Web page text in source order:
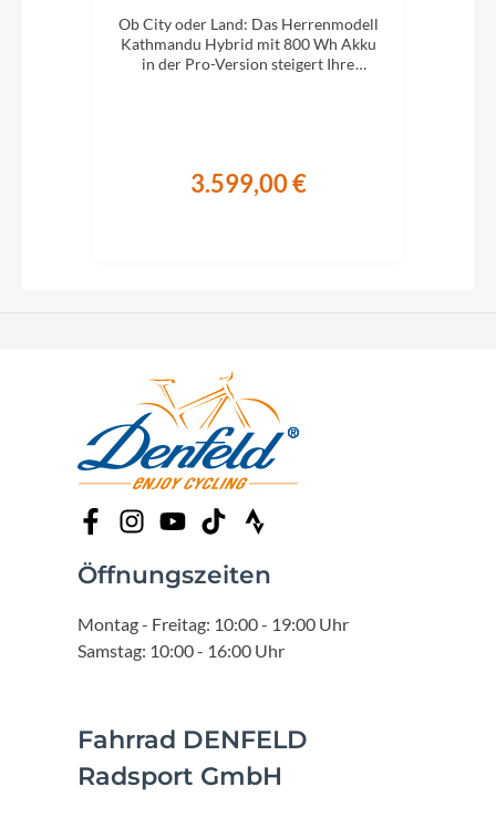
Ob City oder Land: Das Herrenmodell
Kathmandu Hybrid mit 800 Wh Akku
in der Pro-Version steigert Ihre
3.599,00 €
Öffnungszeiten
Montag - Freitag: 10:00 - 19:00 Uhr
Samstag: 10:00 - 16:00 Uhr
Fahrrad DENFELD
Radsport GmbH